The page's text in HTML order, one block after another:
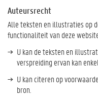
Auteursrecht
Alle teksten en illustraties op
functionaliteit van deze
U kan de teksten en
verspreiding ervan kan
U kan citeren op
bron.